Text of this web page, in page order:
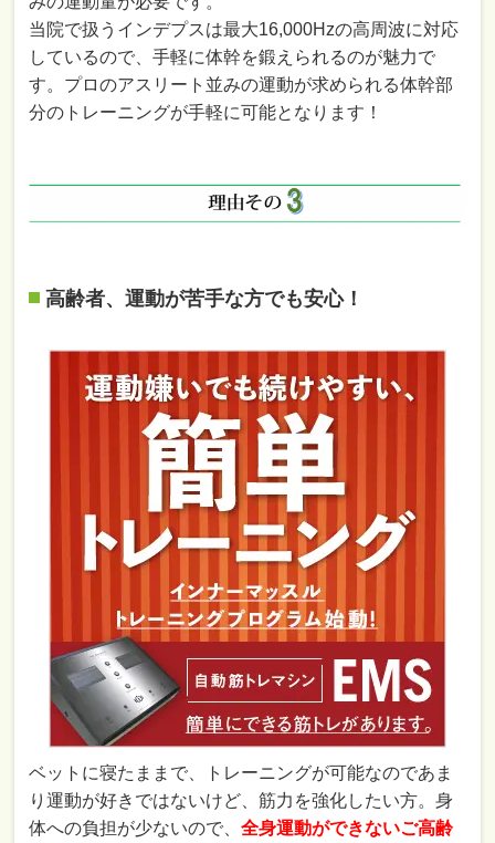
当院で扱うインデプスは最大16,000Hzの⾼周波に対応
しているので、手軽に体幹を鍛えられるのが魅⼒で
す。プロのアスリート並みの運動が求められる体幹部
分のトレーニングが手軽に可能となります！
高齢者、運動が苦手な方でも安心！
ベットに寝たままで、トレーニングが可能なのであま
り運動が好きではないけど、筋力を強化したい方。身
体への負担が少ないので、全身運動ができないご高齢